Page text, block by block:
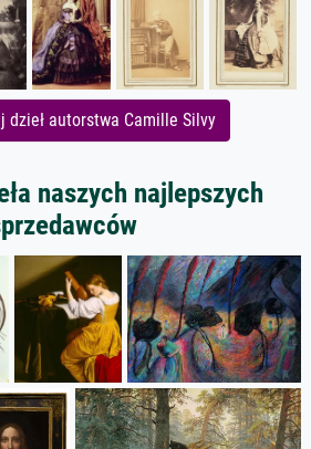
dzieł autorstwa Camille Silvy
naszych najlepszych